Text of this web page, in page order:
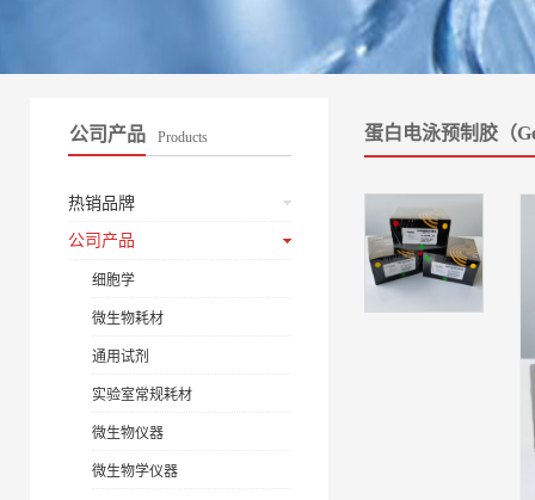
公司产品 Products
热销品牌
公司产品
细胞学
微生物耗材
通用试剂
实验室常规耗材
微生物仪器
微生物学仪器
蛋白电泳预制胶（